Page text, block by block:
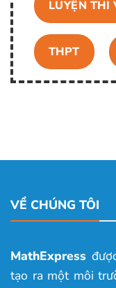
LUYỆN THI
THPT
VỀ CHÚNG TÔI
MathExpress
tạo ra một môi